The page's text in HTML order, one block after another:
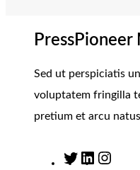
PressPioneer
Sed ut perspiciatis
voluptatem fringilla
pretium et arcu
T L